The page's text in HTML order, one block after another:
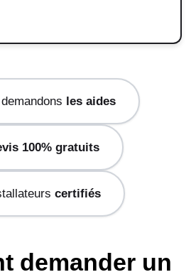
les aides
100% gratuits
certifiés
demander un